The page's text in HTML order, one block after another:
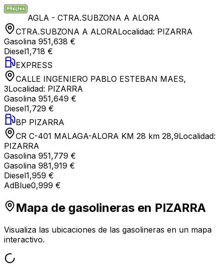
AGLA - CTRA.SUBZONA A ALORA
CTRA.SUBZONA A ALORALocalidad: PIZARRA
Gasolina 951,638 €
Diesel1,718 €
EXPRESS
CALLE INGENIERO PABLO ESTEBAN MAES,
3Localidad: PIZARRA
Gasolina 951,649 €
Diesel1,729 €
BP PIZARRA
CR C-401 MALAGA-ALORA KM 28 km 28,9Localidad:
PIZARRA
Gasolina 951,779 €
Gasolina 981,919 €
Diesel1,959 €
AdBlue0,999 €
Mapa de gasolineras en PIZARRA
Visualiza las ubicaciones de las gasolineras en un mapa
interactivo.